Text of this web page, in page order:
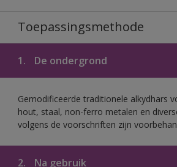
Toepassingsmethode
1. De ondergrond
Gemodificeerde traditionele alkydhars
hout, staal, non-ferro metalen en
volgens de voorschriften zijn
2. Na gebruik